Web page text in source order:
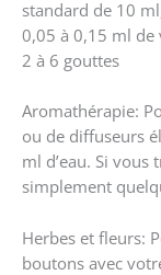
standard de 10
0,05 à 0,15 ml de
2 à 6 gouttes
Aromathérapie:
ou de diffuseurs
ml d’eau. Si vous
simplement
Herbes et fleurs:
boutons avec